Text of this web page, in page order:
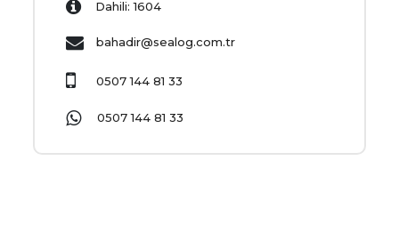
Dahili: 1604
bahadir@sealog.com.tr
0507 144 81 33
0507 144 81 33